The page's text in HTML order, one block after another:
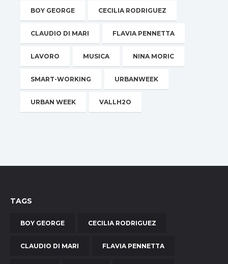
BOY GEORGE CECILIA RODRIGUEZ
CLAUDIO DI MARI FLAVIA PENNETTA
LAVORO MUSICA NINA MORIC
SMART-WORKING URBANWEEK
URBAN WEEK VALLH2O
TAGS
BOY GEORGE CECILIA RODRIGUEZ
CLAUDIO DI MARI FLAVIA PENNETTA